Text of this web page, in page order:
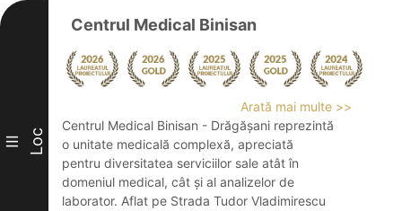
III Loc
Centrul Medical Binisan
Arată mai multe >>
Centrul Medical Binisan - Drăgășani reprezintă
o unitate medicală complexă, apreciată
pentru diversitatea serviciilor sale atât în
domeniul medical, cât și al analizelor de
laborator. Aflat pe Strada Tudor Vladimirescu